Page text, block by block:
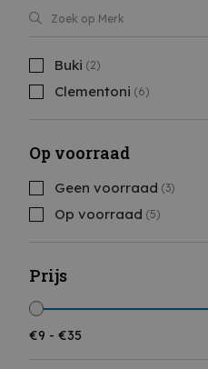
Buki (2)
Clementoni (6)
Op voorraad
Geen voorraad (3)
Op voorraad (5)
Prijs